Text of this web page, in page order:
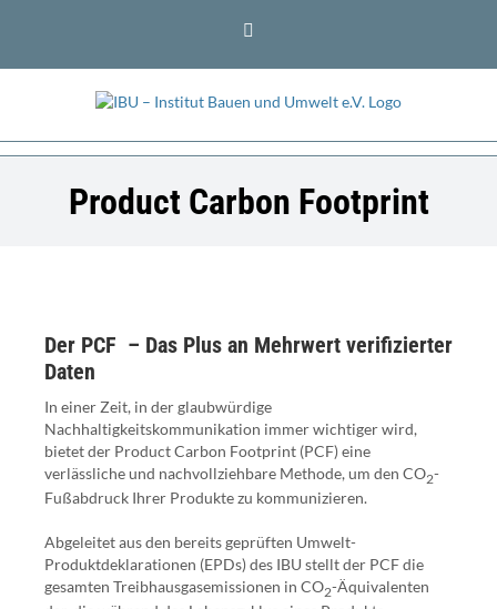
Product Carbon Footprint
Der PCF – Das Plus an Mehrwert verifizierter
Daten
In einer Zeit, in der glaubwürdige
Nachhaltigkeitskommunikation immer wichtiger wird,
bietet der Product Carbon Footprint (PCF) eine
verlässliche und nachvollziehbare Methode, um den CO2-
Fußabdruck Ihrer Produkte zu kommunizieren.
Abgeleitet aus den bereits geprüften Umwelt-
Produktdeklarationen (EPDs) des IBU stellt der PCF die
gesamten Treibhausgasemissionen in CO2-Äquivalenten